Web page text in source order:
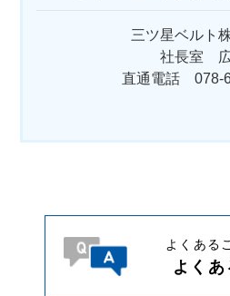
三ツ星ベルト
社長室
直通電話 078-
よくある
よくあ